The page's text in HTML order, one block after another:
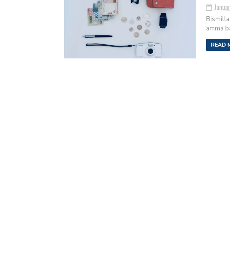
amma
READ